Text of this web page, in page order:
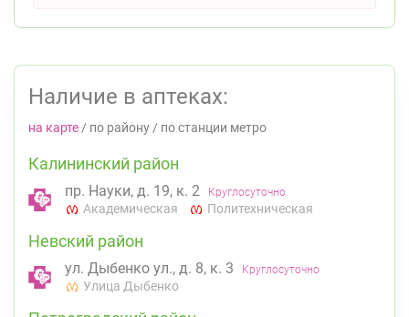
Наличие в аптеках:
на карте / по району / по станции метро
Калининский район
пр. Науки, д. 19, к. 2 Круглосуточно
Академическая Политехническая
Невский район
ул. Дыбенко ул., д. 8, к. 3 Круглосуточно
Улица Дыбенко